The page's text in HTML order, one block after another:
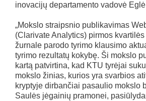
inovacijų departamento vadovė
„Mokslo straipsnio publikavimas
(Clarivate Analytics) pirmos
žurnale parodo tyrimo klausimo
tyrimo rezultatų kokybę. Ši mokslo
kartą patvirtina, kad KTU tyrėjai
mokslo žinias, kurios yra svarbios
kryptyje dirbančiai pasaulio mokslo
Saulės jėgainių pramonei,